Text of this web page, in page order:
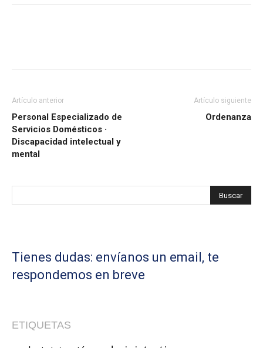
Artículo anterior
Personal Especializado de
Servicios Domésticos ·
Discapacidad intelectual y
mental
Artículo siguiente
Ordenanza
Tienes dudas: envíanos un email, te
respondemos en breve
ETIQUETAS